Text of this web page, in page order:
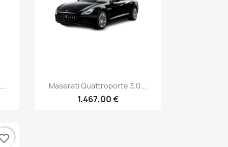
Anteprima
Maserati Quattroporte 3.0...
1.467,00 €